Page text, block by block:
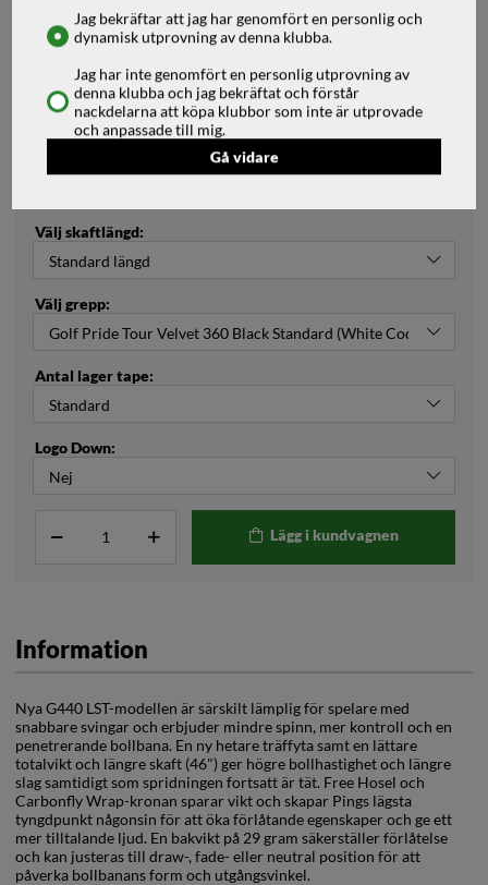
Välj fattning (Höger/Vänster):
Välj loft:
Välj skaftlängd:
Välj grepp:
Antal lager tape:
Logo Down:
Lägg i kundvagnen
Information
Nya G440 LST-modellen är särskilt lämplig för spelare med
snabbare svingar och erbjuder mindre spinn, mer kontroll och en
penetrerande bollbana. En ny hetare träffyta samt en lättare
totalvikt och längre skaft (46") ger högre bollhastighet och längre
slag samtidigt som spridningen fortsatt är tät. Free Hosel och
Carbonfly Wrap-kronan sparar vikt och skapar Pings lägsta
tyngdpunkt någonsin för att öka förlåtande egenskaper och ge ett
mer tilltalande ljud. En bakvikt på 29 gram säkerställer förlåtelse
och kan justeras till draw-, fade- eller neutral position för att
påverka bollbanans form och utgångsvinkel.
Jag bekräftar att jag har genomfört en personlig och
dynamisk utprovning av denna klubba.
Jag har inte genomfört en personlig utprovning av
denna klubba och jag bekräftat och förstår
nackdelarna att köpa klubbor som inte är utprovade
och anpassade till mig.
Gå vidare